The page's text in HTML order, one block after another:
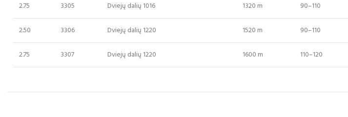
2.75 3305 Dviejų dalių 1016 1320 m 90–110
2.50 3306 Dviejų dalių 1220 1520 m 90–110
2.75 3307 Dviejų dalių 1220 1600 m 110–120